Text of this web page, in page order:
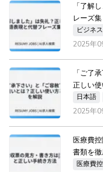
「了解
レーズ集
ビジネ
2025年
「ご了
正しい
日本語
2025年
医療費
書類を徹
医療費